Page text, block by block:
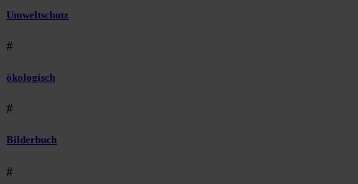
Umweltschutz
#
ökologisch
#
Bilderbuch
#